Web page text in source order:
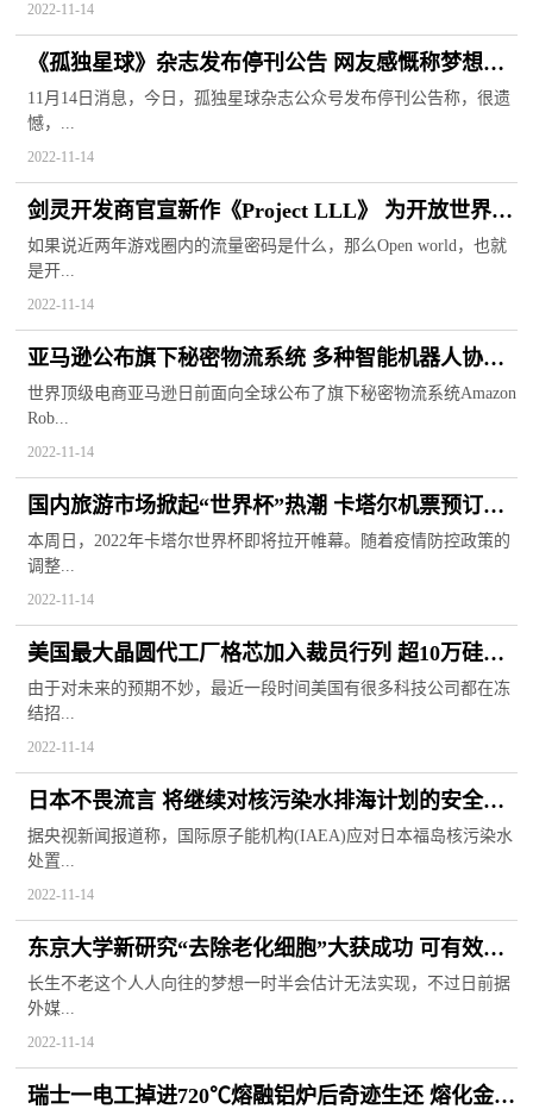
2022-11-14
《孤独星球》杂志发布停刊公告 网友感慨称梦想没
有实现就要说再见
11月14日消息，今日，孤独星球杂志公众号发布停刊公告称，很遗
憾，...
2022-11-14
剑灵开发商官宣新作《Project LLL》 为开放世界射
击类MMORPG
如果说近两年游戏圈内的流量密码是什么，那么Open world，也就
是开...
2022-11-14
亚马逊公布旗下秘密物流系统 多种智能机器人协调
工作展示未来前景
世界顶级电商亚马逊日前面向全球公布了旗下秘密物流系统Amazon
Rob...
2022-11-14
国内旅游市场掀起“世界杯”热潮 卡塔尔机票预订量
达到近三年来峰值
本周日，2022年卡塔尔世界杯即将拉开帷幕。随着疫情防控政策的
调整...
2022-11-14
美国最大晶圆代工厂格芯加入裁员行列 超10万硅谷
人才失去工作
由于对未来的预期不妙，最近一段时间美国有很多科技公司都在冻
结招...
2022-11-14
日本不畏流言 将继续对核污染水排海计划的安全性
进行全面评估
据央视新闻报道称，国际原子能机构(IAEA)应对日本福岛核污染水
处置...
2022-11-14
东京大学新研究“去除老化细胞”大获成功 可有效提
高老年人平均寿命
长生不老这个人人向往的梦想一时半会估计无法实现，不过日前据
外媒...
2022-11-14
瑞士一电工掉进720℃熔融铝炉后奇迹生还 熔化金属